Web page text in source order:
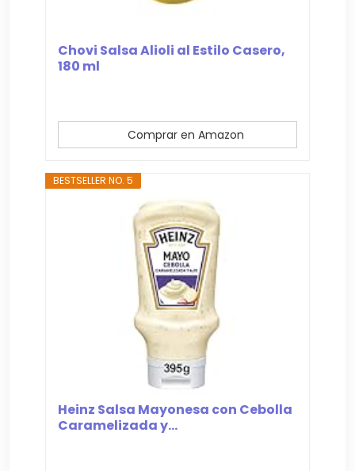
Chovi Salsa Alioli al Estilo Casero,
180 ml
Comprar en Amazon
BESTSELLER NO. 5
Heinz Salsa Mayonesa con Cebolla
Caramelizada y...